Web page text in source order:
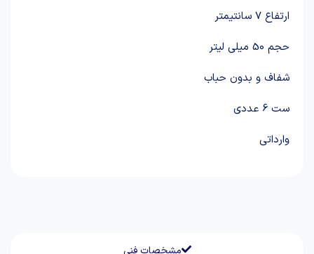
مشخصات فنی
ارتفاع 7 سانتیمتر
حجم 50 میلی لیتر
شفاف و بدون حباب
ست 6 عددی
وارداتی